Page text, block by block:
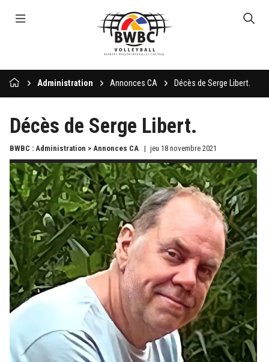
Administration Annonces CA Décès de Serge Libert.
Décès de Serge Libert.
BWBC : Administration > Annonces CA jeu 18 novembre 2021